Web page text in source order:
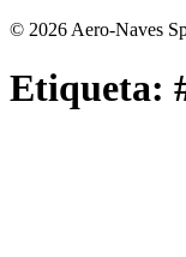
© 2026 Aero-Naves
Etiqueta: